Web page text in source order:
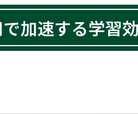
加速する学習